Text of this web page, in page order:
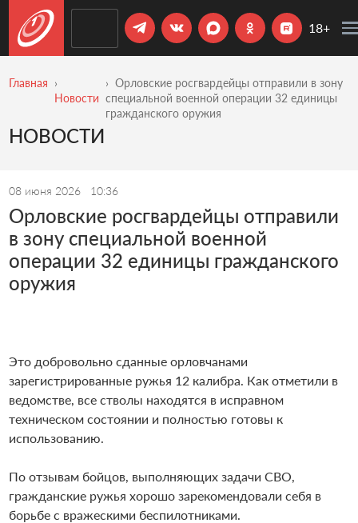
18+
Главная
Новости
Орловские росгвардейцы отправили в зону
специальной военной операции 32 единицы
гражданского оружия
НОВОСТИ
08 июня 2026 10:36
Орловские росгвардейцы отправили
в зону специальной военной
операции 32 единицы гражданского
оружия
Это добровольно сданные орловчанами
зарегистрированные ружья 12 калибра. Как отметили в
ведомстве, все стволы находятся в исправном
техническом состоянии и полностью готовы к
использованию.
По отзывам бойцов, выполняющих задачи СВО,
гражданские ружья хорошо зарекомендовали себя в
борьбе с вражескими беспилотниками.